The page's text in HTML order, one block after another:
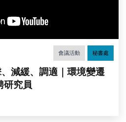
會議活動 秘書處
減緩、調適｜環境變遷
研究員